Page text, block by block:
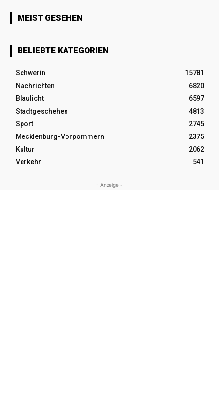
MEIST GESEHEN
BELIEBTE KATEGORIEN
Schwerin
15781
Nachrichten
6820
Blaulicht
6597
Stadtgeschehen
4813
Sport
2745
Mecklenburg-Vorpommern
2375
Kultur
2062
Verkehr
541
- Anzeige -